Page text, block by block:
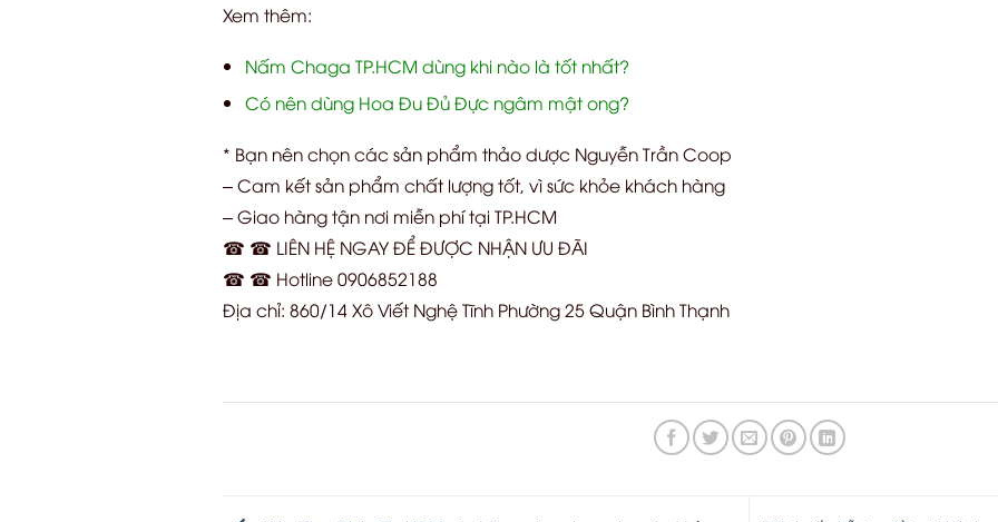
Xem thêm:
Nấm Chaga TP.HCM dùng khi nào là tốt nhất?
Có nên dùng Hoa Đu Đủ Đực ngâm mật ong?
* Bạn nên chọn các sản phẩm thảo dược Nguyễn Trần Coop
– Cam kết sản phẩm chất lượng tốt, vì sức khỏe khách hàng
– Giao hàng tận nơi miễn phí tại TP.HCM
☎ ☎ LIÊN HỆ NGAY ĐỂ ĐƯỢC NHẬN ƯU ĐÃI
☎ ☎ Hotline 0906852188
Địa chỉ: 860/14 Xô Viết Nghệ Tĩnh Phường 25 Quận Bình Thạnh